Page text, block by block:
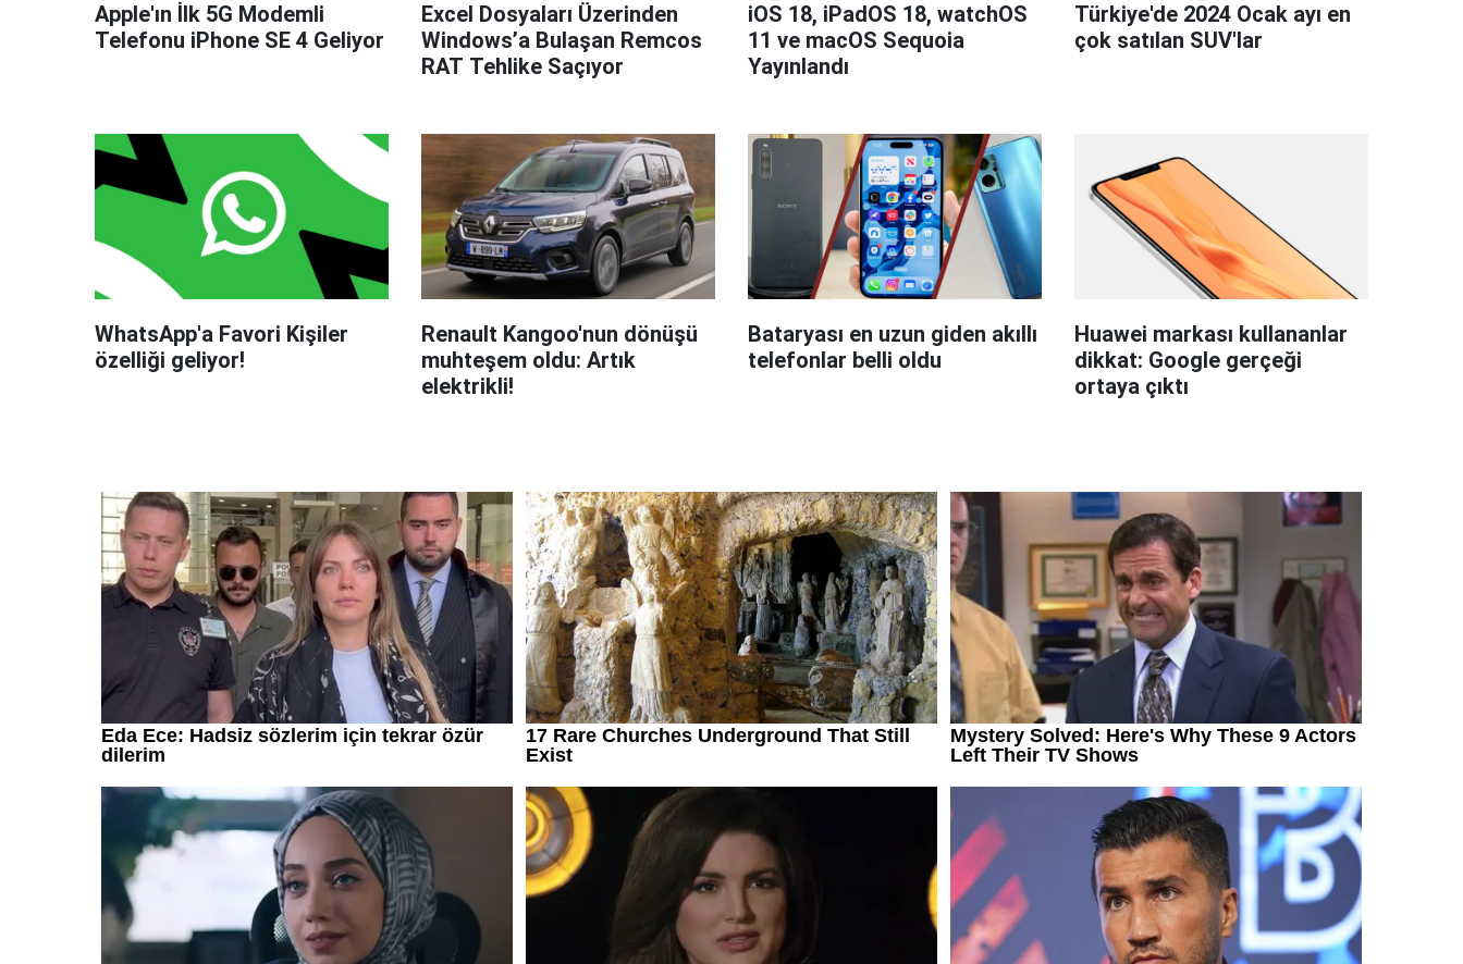
Apple'ın İlk 5G Modemli
Telefonu iPhone SE 4 Geliyor
Excel Dosyaları Üzerinden
Windows’a Bulaşan Remcos
RAT Tehlike Saçıyor
iOS 18, iPadOS 18, watchOS
11 ve macOS Sequoia
Yayınlandı
Türkiye'de 2024 Ocak ayı en
çok satılan SUV'lar
WhatsApp'a Favori Kişiler
özelliği geliyor!
Renault Kangoo'nun dönüşü
muhteşem oldu: Artık
elektrikli!
Bataryası en uzun giden akıllı
telefonlar belli oldu
Huawei markası kullananlar
dikkat: Google gerçeği
ortaya çıktı